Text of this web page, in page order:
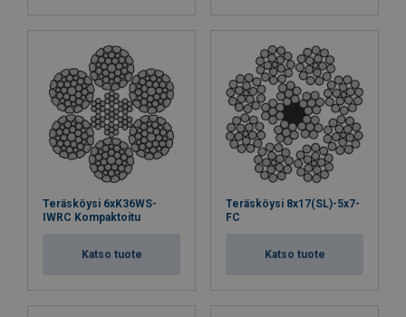
Teräsköysi 6xK36WS-
IWRC Kompaktoitu
Katso tuote
Teräsköysi 8x17(SL)-5x7-
FC
Katso tuote